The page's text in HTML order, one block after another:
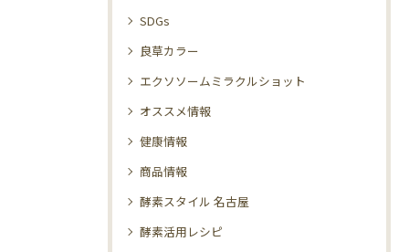
SDGs
良草カラー
エクソソームミラクルショット
オススメ情報
健康情報
商品情報
酵素スタイル 名古屋
酵素活用レシピ